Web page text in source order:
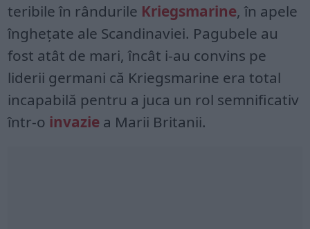
teribile în rândurile Kriegsmarine, în apele
înghețate ale Scandinaviei. Pagubele au
fost atât de mari, încât i-au convins pe
liderii germani că Kriegsmarine era total
incapabilă pentru a juca un rol semnificativ
într-o invazie a Marii Britanii.